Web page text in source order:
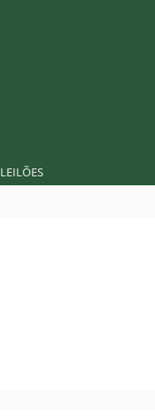
LEILÕES